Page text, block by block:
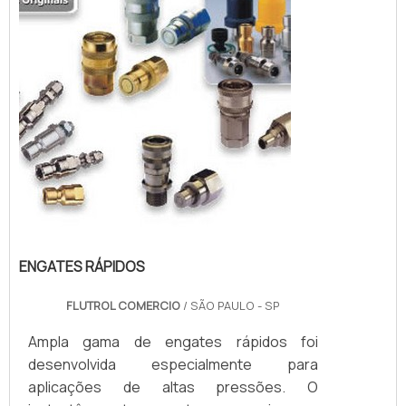
pneu...
ENGATES RÁPIDOS
FLUTROL COMERCIO / SÃO PAULO - SP
Ampla gama de engates rápidos foi
desenvolvida especialmente para
aplicações de altas pressões. O